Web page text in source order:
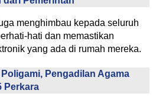
menghimbau kepada seluruh
hati dan memastikan
yang ada di rumah mereka.
Poligami, Pengadilan Agama
Perkara